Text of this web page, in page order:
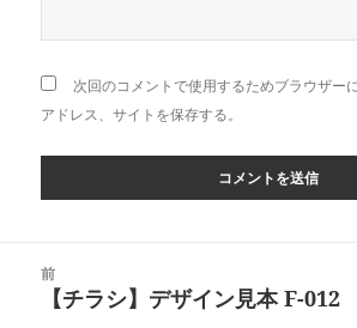
次回のコメントで使用するためブラウザー
アドレス、サイトを保存する。
前
前【チラシ】デザイン見本 F-012